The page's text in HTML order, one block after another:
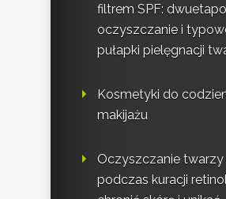
filtrem SPF:
oczyszczanie i
pułapki pielęgnacji
Kosmetyki do
makijażu
Oczyszczanie twarzy
podczas kuracji